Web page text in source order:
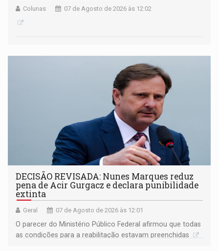
Colunas 07 de Agosto de 2026 às 12:02
DECISÃO REVISADA: Nunes Marques reduz
pena de Acir Gurgacz e declara punibilidade
extinta
Geral 07 de Agosto de 2026 às 12:01
O parecer do Ministério Público Federal afirmou que todas
as condições para a reabilitação estavam preenchidas